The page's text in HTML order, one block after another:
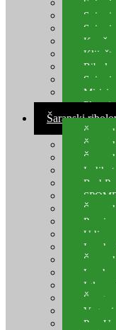
Mirisi
Plovci
Šaranski
Rod
Udice
Izrada
Igle za
Špage,
Pop